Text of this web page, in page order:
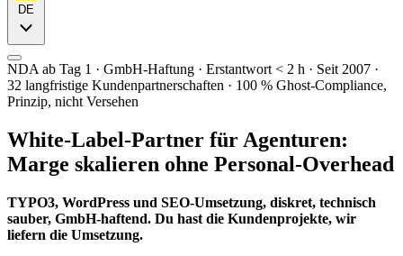
DE
NDA ab Tag 1 · GmbH-Haftung · Erstantwort < 2 h · Seit 2007 ·
32 langfristige Kundenpartnerschaften · 100 % Ghost-Compliance,
Prinzip, nicht Versehen
White-Label-Partner für Agenturen:
Marge skalieren ohne Personal-Overhead
TYPO3, WordPress und SEO-Umsetzung, diskret, technisch
sauber, GmbH-haftend. Du hast die Kundenprojekte, wir
liefern die Umsetzung.